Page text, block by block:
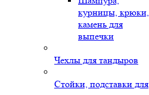
курницы, крюки,
камень для
выпечки
Чехлы для тандыров
Стойки, подставки для